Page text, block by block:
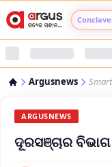
Argusnews
ARGUSNEWS
ଦୂରସଞ୍ଚାର